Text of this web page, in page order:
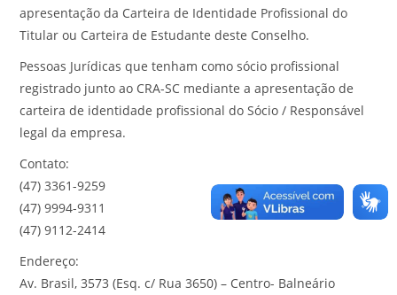
apresentação da Carteira de Identidade Profissional do
Titular ou Carteira de Estudante deste Conselho.
Pessoas Jurídicas que tenham como sócio profissional
registrado junto ao CRA-SC mediante a apresentação de
carteira de identidade profissional do Sócio / Responsável
legal da empresa.
Contato:
(47) 3361-9259
(47) 9994-9311
(47) 9112-2414
Endereço:
Av. Brasil, 3573 (Esq. c/ Rua 3650) – Centro- Balneário